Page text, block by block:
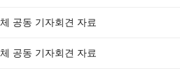
공동 기자회견 자료
공동 기자회견 자료